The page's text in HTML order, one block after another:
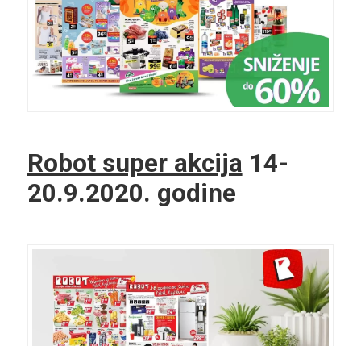
Robot super akcija 14-
20.9.2020. godine